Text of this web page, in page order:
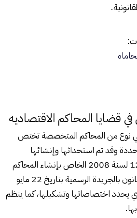
المحاكم الاقتصاديه
نوع من المحاكم المتخصصة تختص
وقد تم استحداثها وإنشائها
بموجب القانون رقم 120 لسنة 2008 الخاص بإنشاء المحاكم
الاقتصادية ونُشر هذا القانون بالجريدة الرسمية بتاريخ 22 مايو
الذي يحدد اختصاصاتها وتشكيلها، كما ينظم